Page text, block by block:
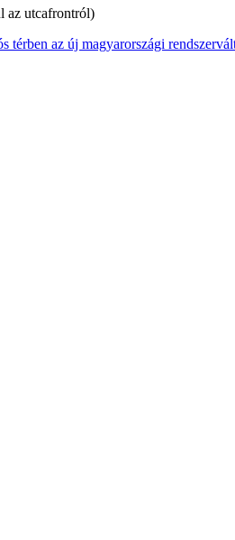
az utcafrontról)
az új magyarországi